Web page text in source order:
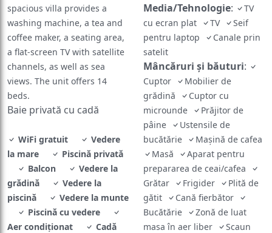
spacious villa provides a
washing machine, a tea and
coffee maker, a seating area,
a flat-screen TV with satellite
channels, as well as sea
views. The unit offers 14
beds.
Baie privată cu cadă
WiFi gratuit
Vedere
la mare
Piscină privată
Balcon
Vedere la
grădină
Vedere la
piscină
Vedere la munte
Piscină cu vedere
Aer condiţionat
Cadă
Media/Tehnologie:
TV
cu ecran plat
TV
Seif
pentru laptop
Canale prin
satelit
Mâncăruri și băuturi:
Cuptor
Mobilier de
grădină
Cuptor cu
microunde
Prăjitor de
pâine
Ustensile de
bucătărie
Mașină de cafea
Masă
Aparat pentru
prepararea de ceai/cafea
Grătar
Frigider
Plită de
gătit
Cană fierbător
Bucătărie
Zonă de luat
masa în aer liber
Scaun